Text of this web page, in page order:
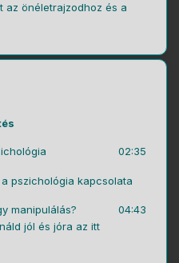
az önéletrajzodhoz és a
02:35
pszichológia kapcsolata
manipulálás?
04:43
jól és jóra az itt